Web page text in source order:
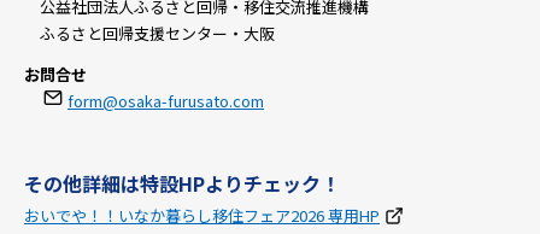
公益社団法人ふるさと回帰・移住交流推進機構
ふるさと回帰支援センター・大阪
お問合せ
form@osaka-furusato.com
その他詳細は特設HPよりチェック！
おいでや！！いなか暮らし移住フェア2026 専用HP